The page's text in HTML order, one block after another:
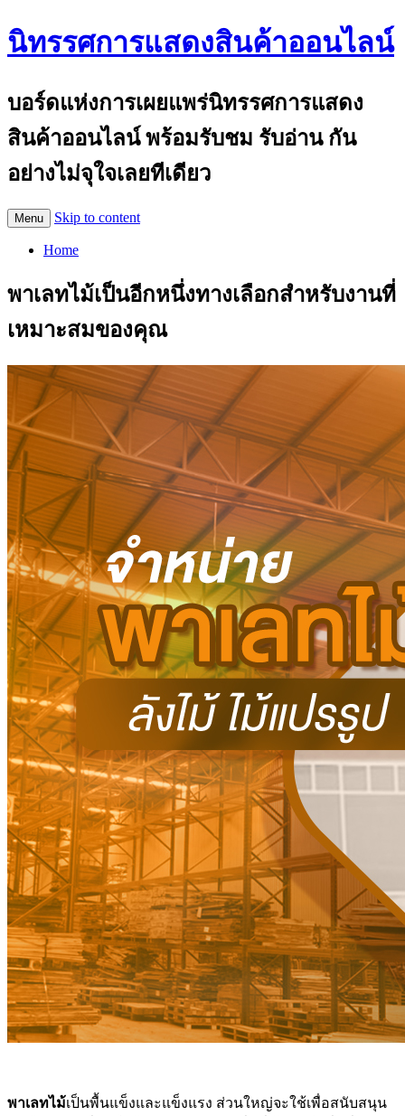
นิทรรศการแสดงสินค้าออนไลน์
บอร์ดแห่งการเผยแพร่นิทรรศการแสดง
สินค้าออนไลน์ พร้อมรับชม รับอ่าน กัน
อย่างไม่จุใจเลยทีเดียว
Menu Skip to content
Home
พาเลทไม้เป็นอีกหนึ่งทางเลือกสำหรับงานที่
เหมาะสมของคุณ
พาเลทไม้เป็นพื้นแข็งและแข็งแรง ส่วนใหญ่จะใช้เพื่อสนับสนุน